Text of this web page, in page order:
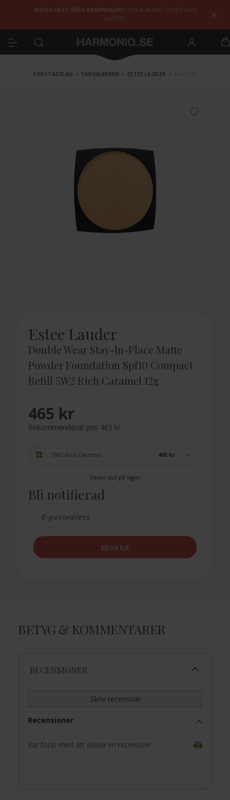
MISSA INTE VÅRA KAMPANJER! FYNDA BLAND TUSENTALS
VAROR!
FÖRSTASIDAN > VARUMÄRKEN > ESTEE LAUDER >
Estee Lauder
Double Wear Stay-In-Place Matte
Powder Foundation Spf10 Compact
Refill 5W2 Rich Caramel 12g
465 kr
Rekommenderat pris 465 kr
465 kr
5W2 Rich Caramel
Varan slut på lager
Bli notifierad
BEVAKA
BETYG & KOMMENTARER
RECENSIONER
Skriv recension
Recensioner
Var först med att skriva en recension